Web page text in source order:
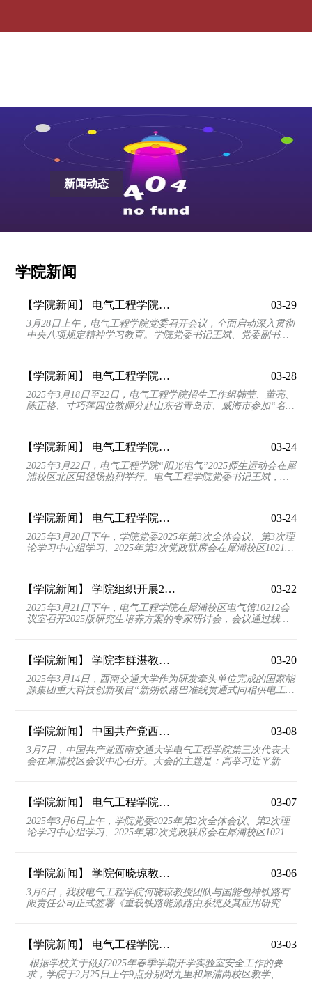
新闻动态
学院新闻
【学院新闻】 电气工程学院党委全面启动深入贯彻中央八项规定精神学习教育 03-29
3月28日上午，电气工程学院党委召开会议，全面启动深入贯彻
中央八项规定精神学习教育。学院党委书记王斌、党委副书记
【学院新闻】 电气工程学院赴山东开展招生咨询 03-28
2025年3月18日至22日，电气工程学院招生工作组韩莹、董亮、
陈正格、寸巧萍四位教师分赴山东省青岛市、威海市参加“名牌
【学院新闻】 电气工程学院举办“阳光电气”2025师生运动会 03-24
2025年3月22日，电气工程学院“阳光电气”2025师生运动会在犀
浦校区北区田径场热烈举行。电气工程学院党委书记王斌，继
【学院新闻】 电气工程学院召开2025年第3次党委全体会议和2025年第3次党政联席会议 03-24
2025年3月20日下午，学院党委2025年第3次全体会议、第3次理
论学习中心组学习、2025年第3次党政联席会在犀浦校区10212
【学院新闻】 学院组织开展2025版研究生培养方案专家研讨会 03-22
2025年3月21日下午，电气工程学院在犀浦校区电气馆10212会
议室召开2025版研究生培养方案的专家研讨会，会议通过线上
【学院新闻】 学院李群湛教授牵头研发的首条全线贯通式同相供电示范工程落地应用 03-20
2025年3月14日，西南交通大学作为研发牵头单位完成的国家能
源集团重大科技创新项目“新朔铁路巴准线贯通式同相供电工程
【学院新闻】 中国共产党西南交通大学电气工程学院第三次代表大会胜利召开 03-08
3月7日，中国共产党西南交通大学电气工程学院第三次代表大
会在犀浦校区会议中心召开。大会的主题是：高举习近平新时
【学院新闻】 电气工程学院召开2025年第2次党委全体会议和2025年第2次党政联席会议 03-07
2025年3月6日上午，学院党委2025年第2次全体会议、第2次理
论学习中心组学习、2025年第2次党政联席会在犀浦校区10212
【学院新闻】 学院何晓琼教授团队与国能包神铁路有限责任公司签署重大科技创新项目合同 03-06
3月6日，我校电气工程学院何晓琼教授团队与国能包神铁路有
限责任公司正式签署《重载铁路能源路由系统及其应用研究》
【学院新闻】 电气工程学院开展春季开学实验室安全检查工作 03-03
根据学校关于做好2025年春季学期开学实验室安全工作的要
求，学院于2月25日上午9点分别对九里和犀浦两校区教学、科